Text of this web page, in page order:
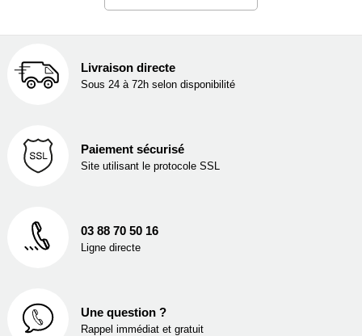
Livraison directe
Sous 24 à 72h selon disponibilité
Paiement sécurisé
Site utilisant le protocole SSL
03 88 70 50 16
Ligne directe
Une question ?
Rappel immédiat et gratuit